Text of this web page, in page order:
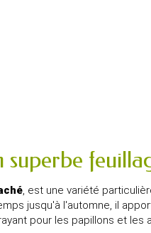
, est une variété
jusqu'à l'automne, il
pour les papillons et les